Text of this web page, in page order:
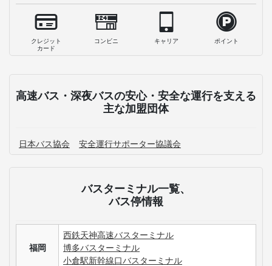
クレジット
カード
コンビニ キャリア ポイント
高速バス・深夜バスの安心・安全な運行を支える
主な加盟団体
日本バス協会 安全運行サポーター協議会
バスターミナル一覧、
バス停情報
福岡
西鉄天神高速バスターミナル
博多バスターミナル
小倉駅新幹線口バスターミナル